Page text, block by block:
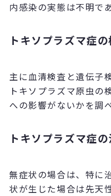
内感染の実態は不明で
トキソプラズマ症
主に血清検査と遺伝子
トキソプラズマ原虫の
への影響がないかを調
トキソプラズマ症
無症状の場合は、特に
状が生じた場合は先天